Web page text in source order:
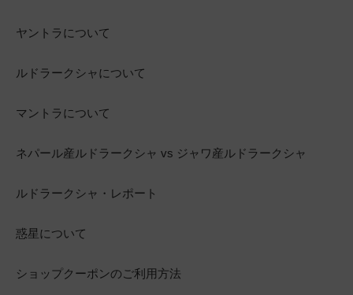
ヤントラについて
ルドラークシャについて
マントラについて
ネパール産ルドラークシャ vs ジャワ産ルドラークシャ
ルドラークシャ・レポート
惑星について
ショップクーポンのご利用方法